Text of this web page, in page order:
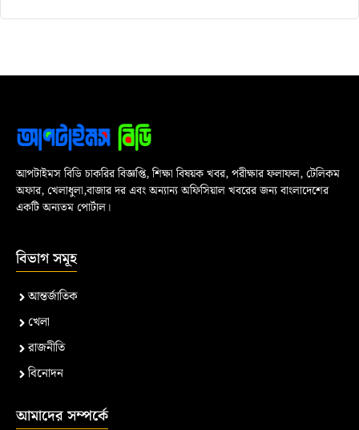
আপটাইমস বিডি চাকরির বিজ্ঞপ্তি, শিক্ষা বিষয়ক খবর, পরীক্ষার ফলাফল, টেলিকম
অফার, খেলাধুলা,বাজার দর এবং অন্যান্য অফিসিয়াল খবরের জন্য বাংলাদেশের
একটি অন্যতম পোর্টাল।
বিভাগ সমূহ
আন্তর্জাতিক
খেলা
রাজনীতি
বিনোদন
আমাদের সম্পর্কে